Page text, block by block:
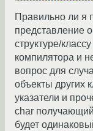
Правильно ли я
представление
структуре/
компилятора и
вопрос для
объекты других
указатели и
char
будет